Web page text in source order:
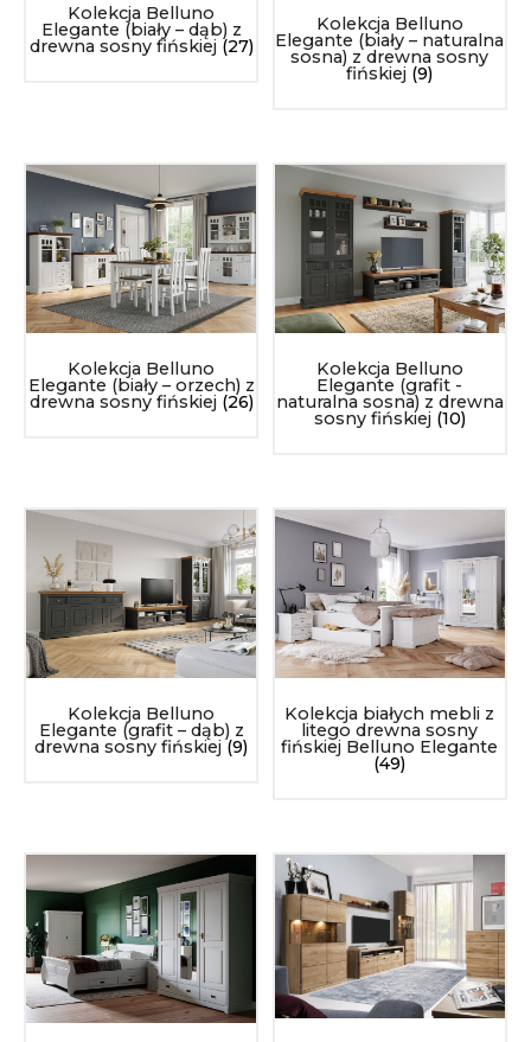
Kolekcja Belluno
Elegante (biały – dąb) z
drewna sosny fińskiej (27)
Kolekcja Belluno
Elegante (biały – naturalna
sosna) z drewna sosny
fińskiej (9)
Kolekcja Belluno
Elegante (biały – orzech) z
drewna sosny fińskiej (26)
Kolekcja Belluno
Elegante (grafit -
naturalna sosna) z drewna
sosny fińskiej (10)
Kolekcja Belluno
Elegante (grafit – dąb) z
drewna sosny fińskiej(9)
Kolekcja białych mebli z
litego drewna sosny
fińskiej Belluno Elegante
(49)